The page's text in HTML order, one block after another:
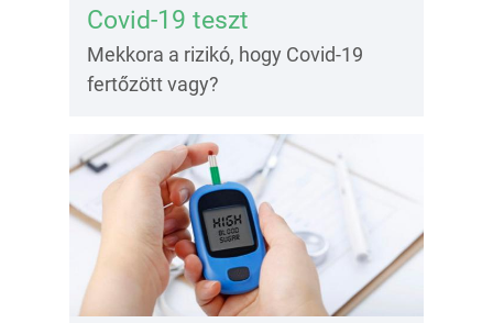
Covid-19 teszt
Mekkora a rizikó, hogy Covid-19
fertőzött vagy?